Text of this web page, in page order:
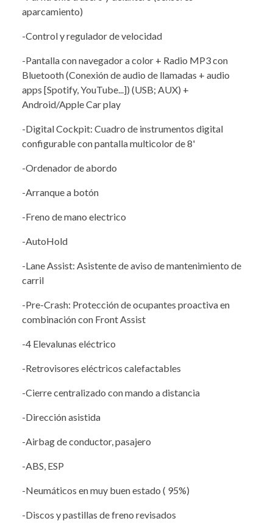
aparcamiento)
-Control y regulador de velocidad
-Pantalla con navegador a color + Radio MP3 con
Bluetooth (Conexión de audio de llamadas + audio
apps [Spotify, YouTube...]) (USB; AUX) +
Android/Apple Car play
-Digital Cockpit: Cuadro de instrumentos digital
configurable con pantalla multicolor de 8'
-Ordenador de abordo
-Arranque a botón
-Freno de mano electrico
-AutoHold
-Lane Assist: Asistente de aviso de mantenimiento de
carril
-Pre-Crash: Protección de ocupantes proactiva en
combinación con Front Assist
-4 Elevalunas eléctrico
-Retrovisores eléctricos calefactables
-Cierre centralizado con mando a distancia
-Dirección asistida
-Airbag de conductor, pasajero
-ABS, ESP
-Neumáticos en muy buen estado ( 95%)
-Discos y pastillas de freno revisados